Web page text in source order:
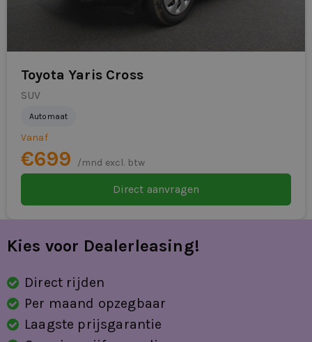
dealerlease-voorraad of vraag direct een offerte aan.
Toyota Yaris Cross
SUV
Automaat
Vanaf
€699 /mnd excl. btw
Direct aanvragen
Kies voor Dealerleasing!
Direct rijden
Per maand opzegbaar
Laagste prijsgarantie